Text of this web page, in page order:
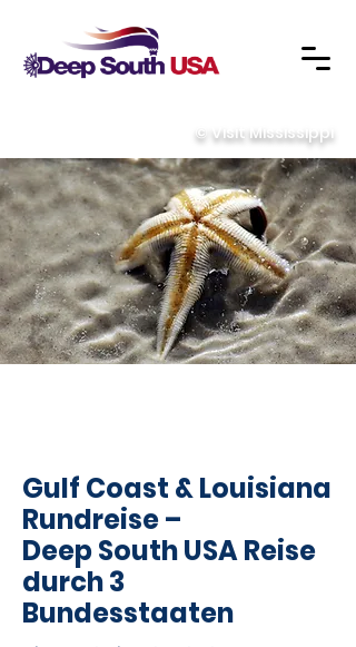
© Visit Mississippi
Gulf Coast & Louisiana
Rundreise –
Deep South USA Reise
durch 3
Bundesstaaten